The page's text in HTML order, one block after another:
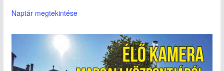
Naptár megtekintése